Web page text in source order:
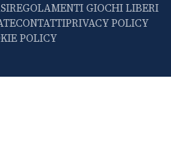
REGOLAMENTI GIOCHI LIBERI
CONTATTIPRIVACY POLICY
POLICY